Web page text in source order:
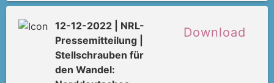
12-12-2022 | NRL-
Pressemitteilung |
Stellschrauben für
den Wandel:
Download